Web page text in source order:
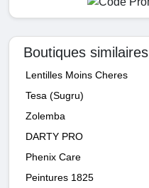
Boutiques similaires
Lentilles Moins Cheres
Tesa (Sugru)
Zolemba
DARTY PRO
Phenix Care
Peintures 1825